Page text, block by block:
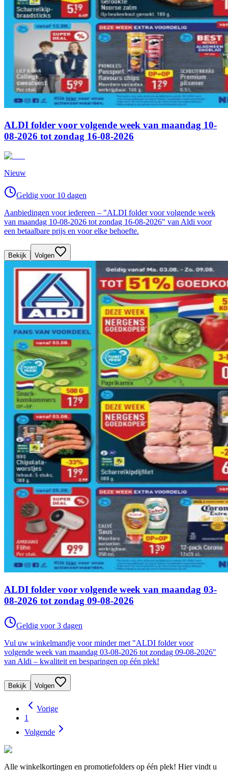
ALDI folder voor volgende week van maandag 10-
08-2026 tot zondag 16-08-2026
Nieuw
Geldig voor 10 dagen
Aanbiedingen voor iedereen – "ALDI folder voor volgende week
van maandag 10-08-2026 tot zondag 16-08-2026" van Aldi voor
een betaalbare prijs en voor elke behoefte.
Bekijk Volgen
ALDI folder voor volgende week van maandag 03-
08-2026 tot zondag 09-08-2026
Geldig voor 3 dagen
Vul uw winkelmandje voor minder met "ALDI folder voor
volgende week van maandag 03-08-2026 tot zondag 09-08-2026"
van Aldi – kwaliteit en besparingen op één plek!
Bekijk Volgen
Vorige
1
Volgende
Alle winkelkortingen en promotiefolders op één plek! Hier vindt u